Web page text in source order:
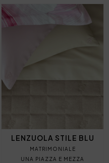
LENZUOLA STILE BLU
MATRIMONIALE
UNA PIAZZA E MEZZA